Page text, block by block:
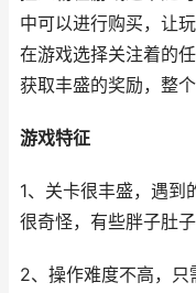
中可以进行购买，让
在游戏选择关注着的
获取丰盛的奖励，整
游戏特征
1、关卡很丰盛，遇到
很奇怪，有些胖子肚
2、操作难度不高，